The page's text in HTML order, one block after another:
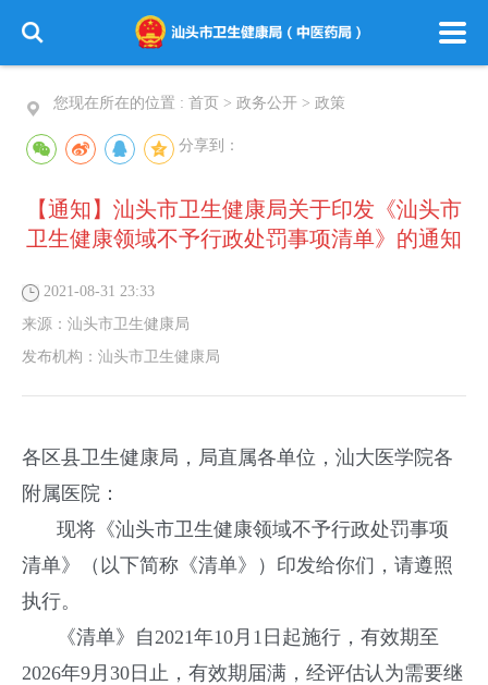
您现在所在的位置 : 首页 > 政务公开 > 政策
分享到：
【通知】汕头市卫生健康局关于印发《汕头市
卫生健康领域不予行政处罚事项清单》的通知
2021-08-31 23:33
来源： 汕头市卫生健康局
发布机构： 汕头市卫生健康局
各区县卫生健康局，局直属各单位，汕大医学院各
附属医院：
现将《汕头市卫生健康领域不予行政处罚事项
清单》（以下简称《清单》）印发给你们，请遵照
执行。
《清单》自2021年10月1日起施行，有效期至
2026年9月30日止，有效期届满，经评估认为需要继